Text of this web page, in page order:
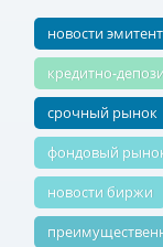
новости
кредитно-
срочный рынок
фондовый
новости биржи